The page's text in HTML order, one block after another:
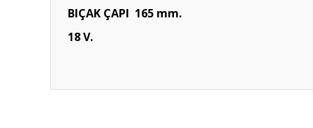
BIÇAK ÇAPI 165 mm.
18 V.